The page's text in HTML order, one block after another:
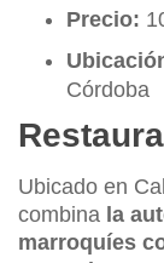
Precio:
Córdoba
Ubicado en
combina la
marroquíes